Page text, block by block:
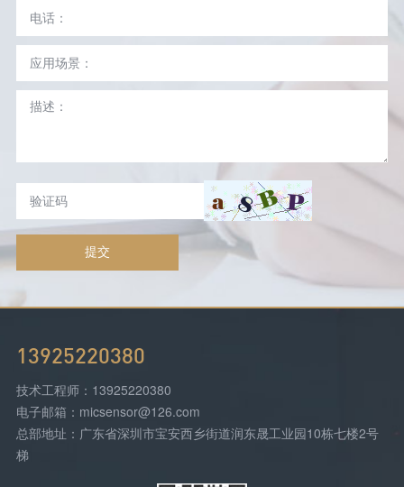
提交
13925220380
技术工程师：13925220380
电子邮箱：micsensor@126.com
总部地址：广东省深圳市宝安西乡街道润东晟工业园10栋七楼2号
梯